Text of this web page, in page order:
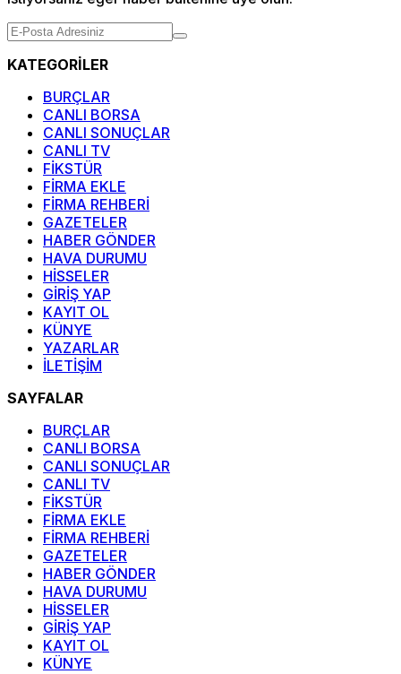
KATEGORİLER
BURÇLAR
CANLI BORSA
CANLI SONUÇLAR
CANLI TV
FİKSTÜR
FİRMA EKLE
FİRMA REHBERİ
GAZETELER
HABER GÖNDER
HAVA DURUMU
HİSSELER
GİRİŞ YAP
KAYIT OL
KÜNYE
YAZARLAR
İLETİŞİM
SAYFALAR
BURÇLAR
CANLI BORSA
CANLI SONUÇLAR
CANLI TV
FİKSTÜR
FİRMA EKLE
FİRMA REHBERİ
GAZETELER
HABER GÖNDER
HAVA DURUMU
HİSSELER
GİRİŞ YAP
KAYIT OL
KÜNYE